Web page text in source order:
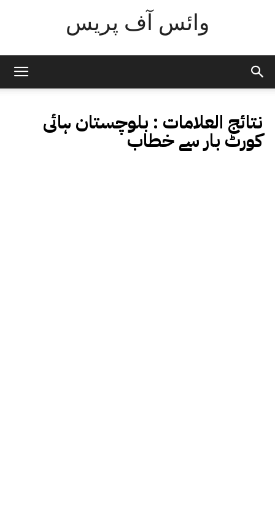
وائس آف پریس
نتائج العلامات : بلوچستان ہائی
کورٹ بار سے خطاب